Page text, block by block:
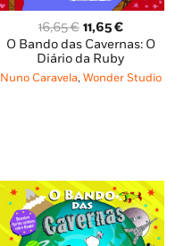
16,65€ O
preço
original
era:
11,65€O
preço
atual
é:
O Bando das Cavernas: O
Diário da Ruby
Nuno Caravela, Wonder Studio